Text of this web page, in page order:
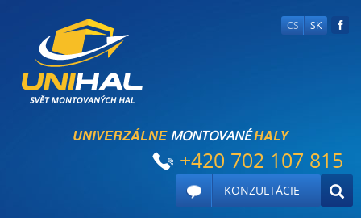
CS SK
UNIVERZÁLNEMONTOVANÉHALY
+420 702 107 815
KONZULTÁCIE